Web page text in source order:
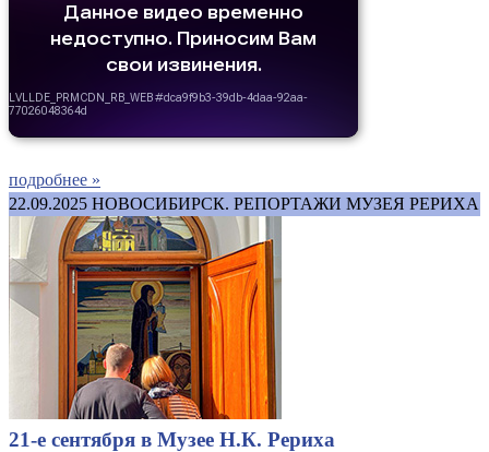
подробнее »
22.09.2025 НОВОСИБИРСК. РЕПОРТАЖИ МУЗЕЯ РЕРИХА
21-е сентября в Музее Н.К. Рериха